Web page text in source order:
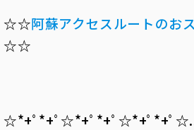
☆☆阿蘇アクセスルートのお
☆☆
☆*+ﾟ*+ﾟ☆*+ﾟ*+ﾟ☆*+ﾟ*+ﾟ